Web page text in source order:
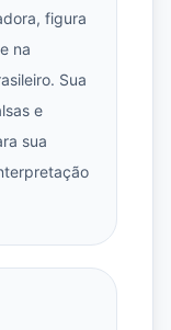
figura
na
Sua
e
sua